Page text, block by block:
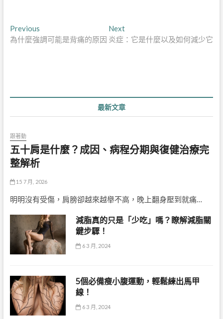
文
章
PreviousPrevious
post:
為什麼強調可能是背痛的原因
NextNext
post:
炎症：它是什麼以及如何減少它
最新文章
跟著動
五十肩是什麼？成因、病程分期與復健治療完
整解析
15 7 月, 2026
明明沒有受傷，肩膀卻越來越舉不高，晚上翻身壓到就痛…
減脂真的只是「少吃」嗎？瞭解減脂關
鍵步驟！
6 3 月, 2024
5個必備瘦小腹運動，輕鬆練出馬甲
線！
6 3 月, 2024